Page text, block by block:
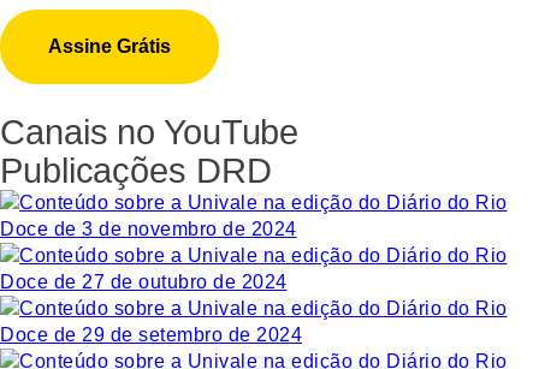
Canais no YouTube
Publicações DRD